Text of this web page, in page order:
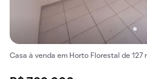
Casa à venda em Horto Florestal de 127